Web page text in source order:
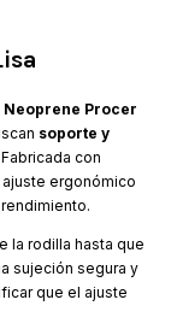
Neoprene Procer
soporte y
con
ergonómico
la rodilla hasta que
sujeción segura y
que el ajuste